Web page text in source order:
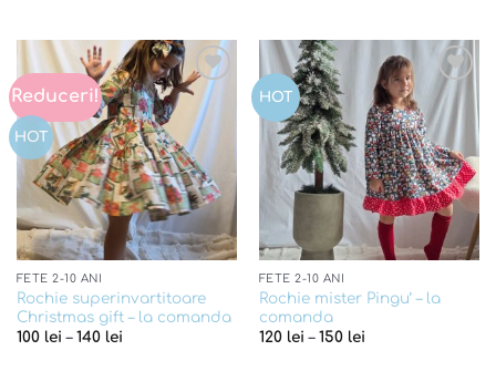
Reduceri!
HOT
Add to
wishlist
FETE 2-10 ANI
Rochie superinvartitoare
Christmas gift – la comanda
100 lei – 140 lei
HOT
Add to
wishlist
FETE 2-10 ANI
Rochie mister Pingu’ – la
comanda
120 lei – 150 lei